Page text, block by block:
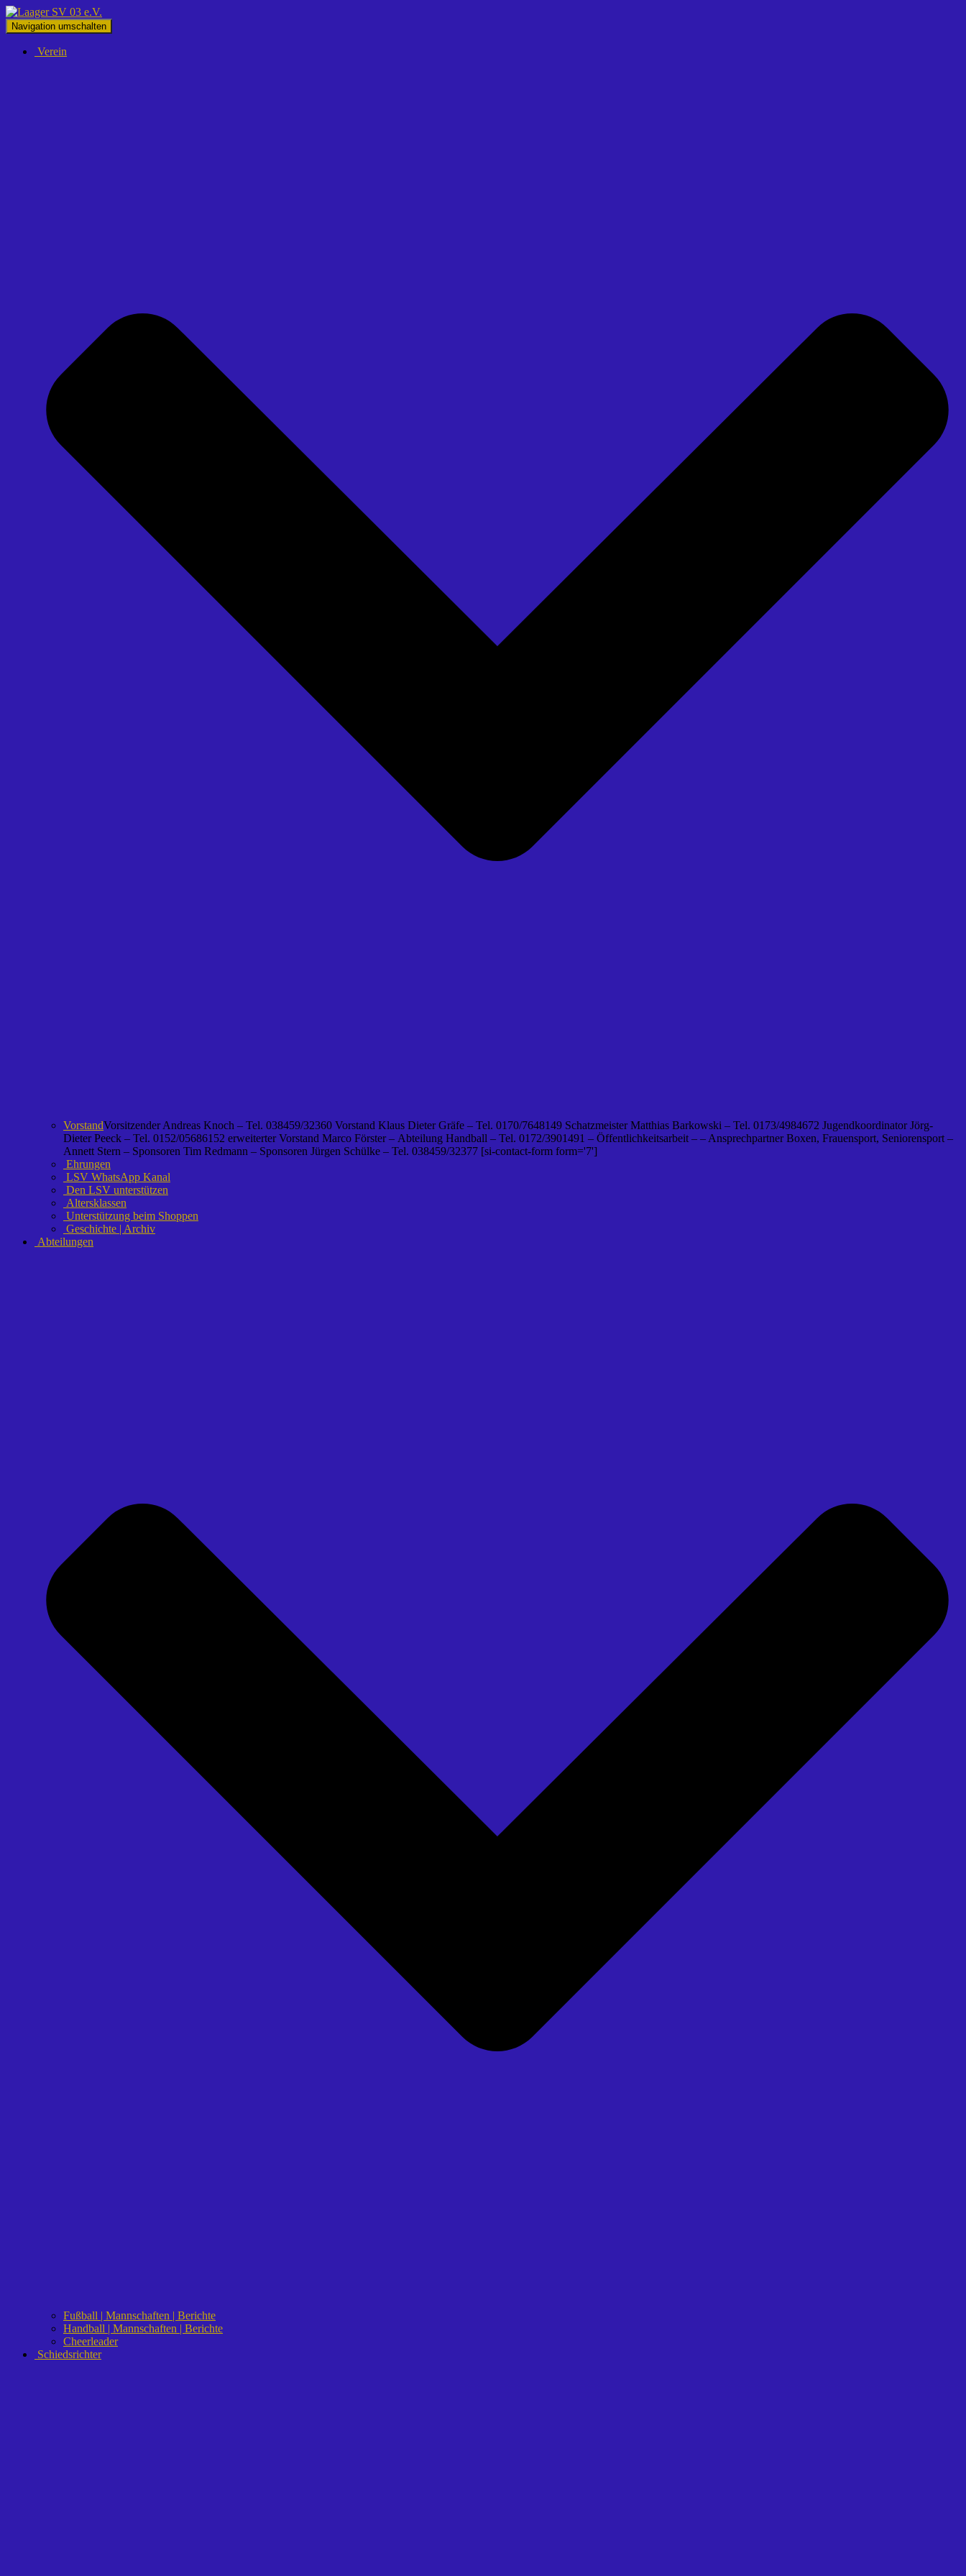
Navigation umschalten
Verein
VorstandVorsitzender Andreas Knoch – Tel. 038459/32360 Vorstand Klaus Dieter Gräfe – Tel. 0170/7648149 Schatzmeister Matthias Barkowski – Tel. 0173/4984672 Jugendkoordinator Jörg-
Dieter Peeck – Tel. 0152/05686152 erweiterter Vorstand Marco Förster – Abteilung Handball – Tel. 0172/3901491 – Öffentlichkeitsarbeit – – Ansprechpartner Boxen, Frauensport, Seniorensport –
Annett Stern – Sponsoren Tim Redmann – Sponsoren Jürgen Schülke – Tel. 038459/32377 [si-contact-form form='7']
Ehrungen
LSV WhatsApp Kanal
Den LSV unterstützen
Altersklassen
Unterstützung beim Shoppen
Geschichte | Archiv
Abteilungen
Fußball | Mannschaften | Berichte
Handball | Mannschaften | Berichte
Cheerleader
Schiedsrichter